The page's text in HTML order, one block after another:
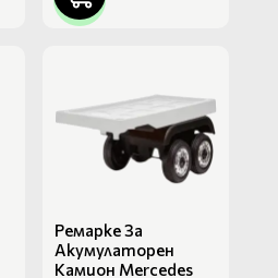
Ремарке За
Акумулаторен
Камион Mercedes